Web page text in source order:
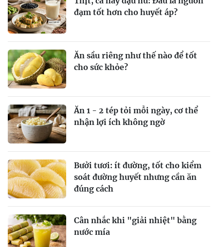
đạm tốt hơn cho huyết áp?
Ăn sầu riêng như thế nào để tốt
cho sức khỏe?
Ăn 1 - 2 tép tỏi mỗi ngày, cơ thể
nhận lợi ích không ngờ
Bưởi tươi: ít đường, tốt cho kiểm
soát đường huyết nhưng cần ăn
đúng cách
Cân nhắc khi "giải nhiệt" bằng
nước mía